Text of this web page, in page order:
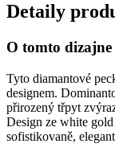
Detaily
O tomto dizajne
Tyto diamantové
designem.
přirozený třpyt
Design ze white
sofistikovaně,